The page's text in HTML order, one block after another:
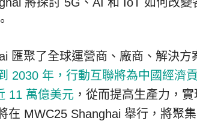
匯聚了全球運營商、廠商、解決
2030 年，行動互聯將為中國經濟
11 萬億美元 ，從而提高生產力，
在 MWC25 Shanghai 舉行，將聚